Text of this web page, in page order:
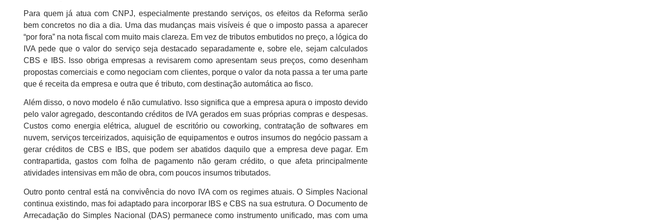
Para quem já atua com CNPJ, especialmente prestando serviços, os efeitos da Reforma serão
bem concretos no dia a dia. Uma das mudanças mais visíveis é que o imposto passa a aparecer
“por fora” na nota fiscal com muito mais clareza. Em vez de tributos embutidos no preço, a lógica do
IVA pede que o valor do serviço seja destacado separadamente e, sobre ele, sejam calculados
CBS e IBS. Isso obriga empresas a revisarem como apresentam seus preços, como desenham
propostas comerciais e como negociam com clientes, porque o valor da nota passa a ter uma parte
que é receita da empresa e outra que é tributo, com destinação automática ao fisco.
Além disso, o novo modelo é não cumulativo. Isso significa que a empresa apura o imposto devido
pelo valor agregado, descontando créditos de IVA gerados em suas próprias compras e despesas.
Custos como energia elétrica, aluguel de escritório ou coworking, contratação de softwares em
nuvem, serviços terceirizados, aquisição de equipamentos e outros insumos do negócio passam a
gerar créditos de CBS e IBS, que podem ser abatidos daquilo que a empresa deve pagar. Em
contrapartida, gastos com folha de pagamento não geram crédito, o que afeta principalmente
atividades intensivas em mão de obra, com poucos insumos tributados.
Outro ponto central está na convivência do novo IVA com os regimes atuais. O Simples Nacional
continua existindo, mas foi adaptado para incorporar IBS e CBS na sua estrutura. O Documento de
Arrecadação do Simples Nacional (DAS) permanece como instrumento unificado, mas com uma